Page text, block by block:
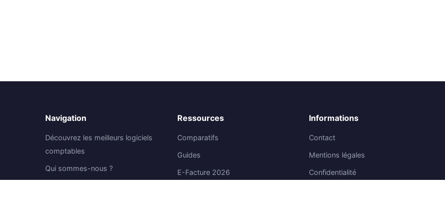
Navigation
Découvrez les meilleurs logiciels
comptables
Qui sommes-nous ?
Ressources
Comparatifs
Guides
E-Facture 2026
Informations
Contact
Mentions légales
Confidentialité